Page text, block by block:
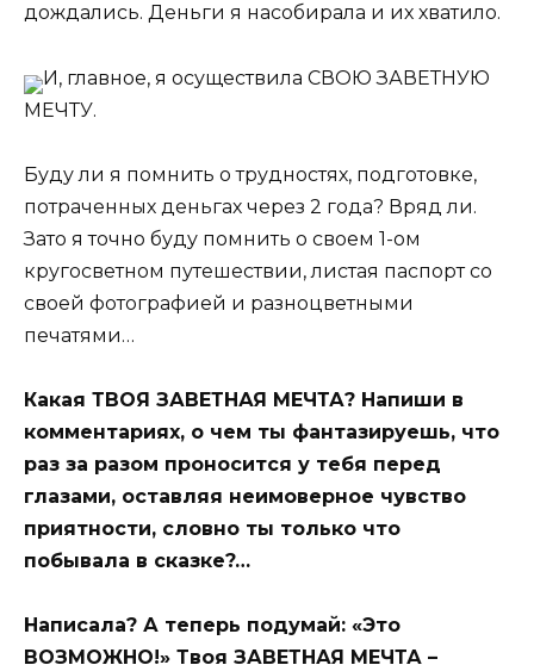
дождались. Деньги я насобирала и их хватило.
И, главное, я осуществила СВОЮ ЗАВЕТНУЮ
МЕЧТУ.
Буду ли я помнить о трудностях, подготовке,
потраченных деньгах через 2 года? Вряд ли.
Зато я точно буду помнить о своем 1-ом
кругосветном путешествии, листая паспорт со
своей фотографией и разноцветными
печатями…
Какая ТВОЯ ЗАВЕТНАЯ МЕЧТА? Напиши в
комментариях, о чем ты фантазируешь, что
раз за разом проносится у тебя перед
глазами, оставляя неимоверное чувство
приятности, словно ты только что
побывала в сказке?…
Написала? А теперь подумай: «Это
ВОЗМОЖНО!» Твоя ЗАВЕТНАЯ МЕЧТА –